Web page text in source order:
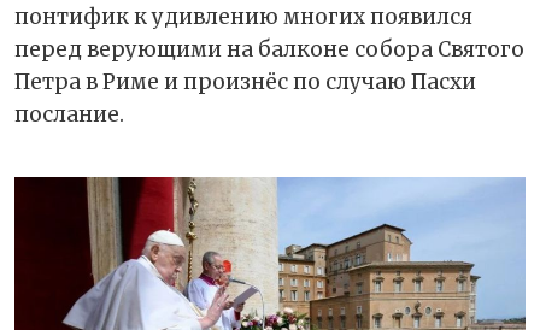
понтифик к удивлению многих появился
перед верующими на балконе собора Святого
Петра в Риме и произнёс по случаю Пасхи
послание.